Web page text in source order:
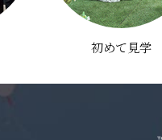
初めて見学